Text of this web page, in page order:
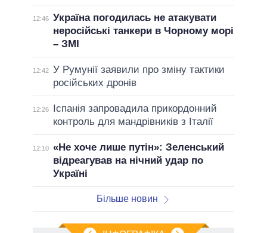
12:46 Україна погодилась не атакувати
неросійські танкери в Чорному морі
– ЗМІ
12:42 У Румунії заявили про зміну тактики
російських дронів
12:26
Іспанія запровадила прикордонний
контроль для мандрівників з Італії
12:10 «Не хоче лише путін»: Зеленський
відреагував на нічний удар по
Україні
Більше новин